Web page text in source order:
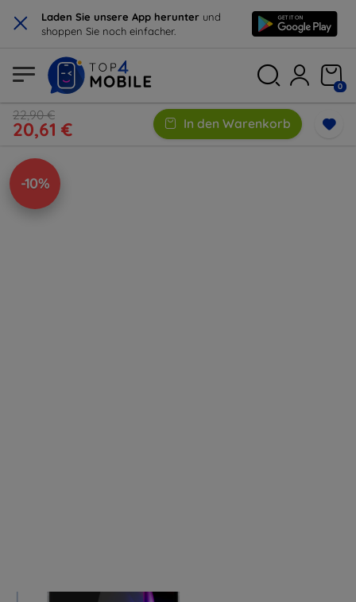
× Laden Sie unsere App herunter und
shoppen Sie noch einfacher.
0
22,90 €
20,61 € In den Warenkorb
-10%